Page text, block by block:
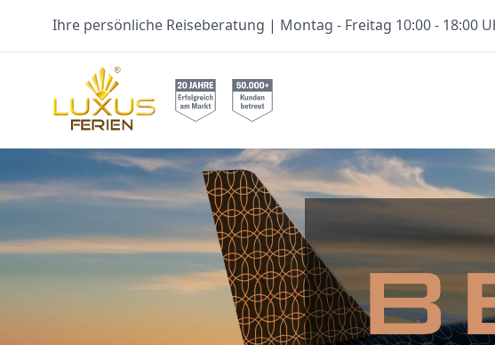
Ihre persönliche Reiseberatung | Montag - Freitag 10:00 - 18:00